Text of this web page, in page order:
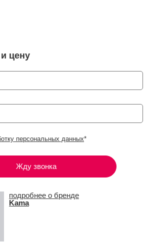
цену
персональных данных*
Жду звонка
подробнее о бренде
Kama